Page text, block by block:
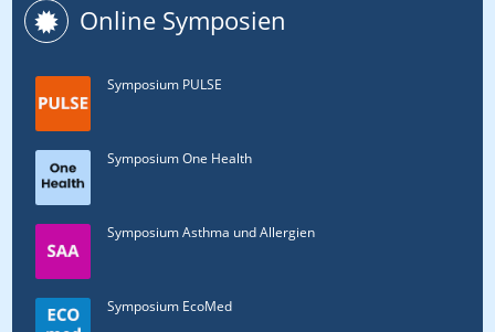
Online Symposien
Symposium PULSE
Symposium One Health
Symposium Asthma und Allergien
Symposium EcoMed